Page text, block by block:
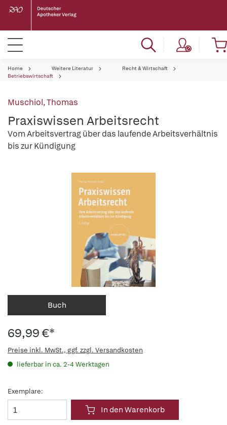
Home Weitere Literatur
Recht & Wirtschaft
Betriebswirtschaft
Muschiol, Thomas
Praxiswissen Arbeitsrecht
Vom Arbeitsvertrag über das laufende Arbeitsverhältnis
bis zur Kündigung
Buch
69,99 €*
Preise inkl. MwSt., ggf. zzgl. Versandkosten
lieferbar in ca. 2-4 Werktagen
Exemplare:
In den Warenkorb